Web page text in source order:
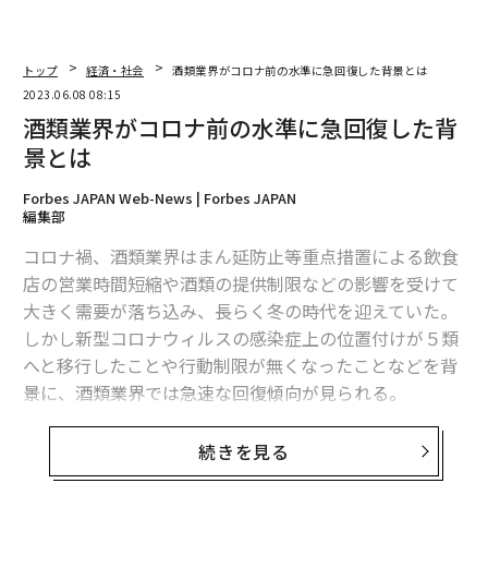
トップ 経済・社会
酒類業界がコロナ前の水準に急回復した背景とは
2023.06.08 08:15
酒類業界がコロナ前の水準に急回復した背
景とは
Forbes JAPAN Web-News | Forbes JAPAN
編集部
コロナ禍、酒類業界はまん延防止等重点措置による飲食
店の営業時間短縮や酒類の提供制限などの影響を受けて
大きく需要が落ち込み、長らく冬の時代を迎えていた。
しかし新型コロナウィルスの感染症上の位置付けが５類
へと移行したことや行動制限が無くなったことなどを背
景に、酒類業界では急速な回復傾向が見られる。
帝国データバンクは6月2日、新型コロナウィルス流行前
（2019年1月）から現在（2023年4月）までの酒類業界
続きを見る